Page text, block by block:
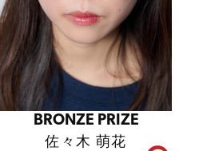
BRONZE PRIZE
佐々木 萌花